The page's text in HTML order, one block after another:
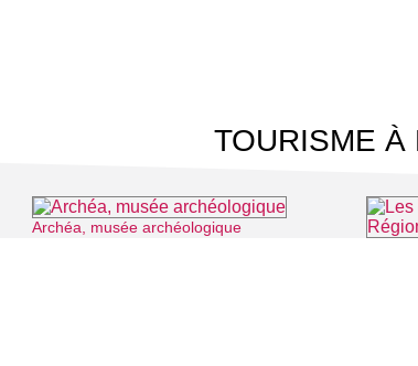
TOURISME À
Archéa, musée archéologique